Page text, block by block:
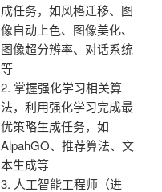
成任务，如风格迁移、图
像自动上色、图像美化、
图像超分辨率、对话系统
等
2. 掌握强化学习相关算
法，利用强化学习完成最
优策略生成任务，如
AlpahGO、推荐算法、文
本生成等
3. 人工智能工程师（进